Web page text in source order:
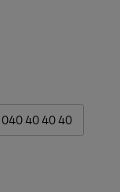
040 40 40 40